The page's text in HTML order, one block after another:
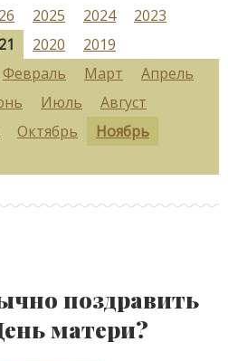
2025 2024
2023
2020
2019
Февраль Март
Апрель
Июль
Август
Октябрь
Ноябрь
поздравить
матери?